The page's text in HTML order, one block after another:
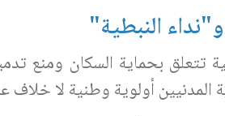
النبطية"
تتعلق بحماية السكان ومنع
المدنيين أولوية وطنية لا خلاف